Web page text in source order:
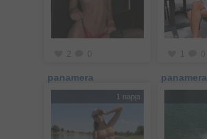
2
panamera panamera
1 napja